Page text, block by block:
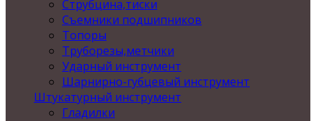
Струбцина,тиски
Съемники подшипников
Топоры
Труборезы,метчики
Ударный инструмент
Шарнирно-губцевый инструмент
Штукатурный инструмент
Гладилки